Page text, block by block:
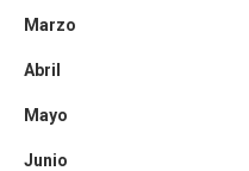
Marzo
Abril
Mayo
Junio